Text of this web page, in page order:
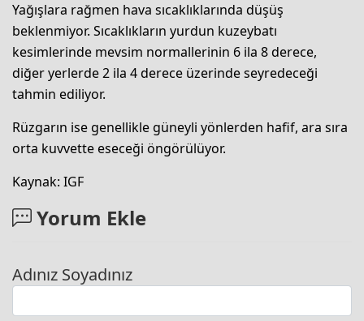
Yağışlara rağmen hava sıcaklıklarında düşüş
beklenmiyor. Sıcaklıkların yurdun kuzeybatı
kesimlerinde mevsim normallerinin 6 ila 8 derece,
diğer yerlerde 2 ila 4 derece üzerinde seyredeceği
tahmin ediliyor.
Rüzgarın ise genellikle güneyli yönlerden hafif, ara sıra
orta kuvvette eseceği öngörülüyor.
Kaynak: IGF
Yorum Ekle
Adınız Soyadınız